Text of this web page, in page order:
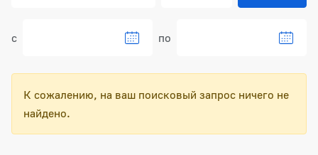
с по
К сожалению, на ваш поисковый запрос ничего не
найдено.